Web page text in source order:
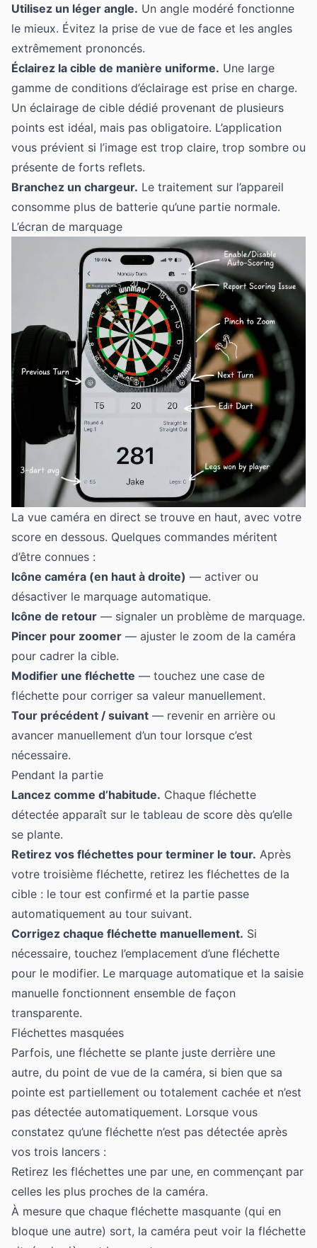
Utilisez un léger angle. Un angle modéré fonctionne
le mieux. Évitez la prise de vue de face et les angles
extrêmement prononcés.
Éclairez la cible de manière uniforme. Une large
gamme de conditions d’éclairage est prise en charge.
Un éclairage de cible dédié provenant de plusieurs
points est idéal, mais pas obligatoire. L’application
vous prévient si l’image est trop claire, trop sombre ou
présente de forts reflets.
Branchez un chargeur. Le traitement sur l’appareil
consomme plus de batterie qu’une partie normale.
L’écran de marquage
La vue caméra en direct se trouve en haut, avec votre
score en dessous. Quelques commandes méritent
d’être connues :
Icône caméra (en haut à droite) — activer ou
désactiver le marquage automatique.
Icône de retour — signaler un problème de marquage.
Pincer pour zoomer — ajuster le zoom de la caméra
pour cadrer la cible.
Modifier une fléchette — touchez une case de
fléchette pour corriger sa valeur manuellement.
Tour précédent / suivant — revenir en arrière ou
avancer manuellement d’un tour lorsque c’est
nécessaire.
Pendant la partie
Lancez comme d’habitude. Chaque fléchette
détectée apparaît sur le tableau de score dès qu’elle
se plante.
Retirez vos fléchettes pour terminer le tour. Après
votre troisième fléchette, retirez les fléchettes de la
cible : le tour est confirmé et la partie passe
automatiquement au tour suivant.
Corrigez chaque fléchette manuellement. Si
nécessaire, touchez l’emplacement d’une fléchette
pour le modifier. Le marquage automatique et la saisie
manuelle fonctionnent ensemble de façon
transparente.
Fléchettes masquées
Parfois, une fléchette se plante juste derrière une
autre, du point de vue de la caméra, si bien que sa
pointe est partiellement ou totalement cachée et n’est
pas détectée automatiquement. Lorsque vous
constatez qu’une fléchette n’est pas détectée après
vos trois lancers :
Retirez les fléchettes une par une, en commençant par
celles les plus proches de la caméra.
À mesure que chaque fléchette masquante (qui en
bloque une autre) sort, la caméra peut voir la fléchette